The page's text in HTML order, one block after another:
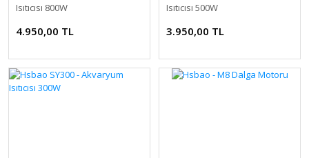
Isıtıcısı 800W
4.950,00 TL
Isıtıcısı 500W
3.950,00 TL